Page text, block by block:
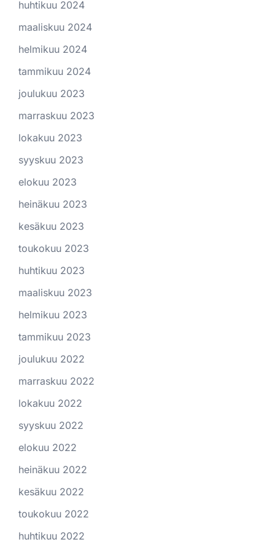
huhtikuu 2024
maaliskuu 2024
helmikuu 2024
tammikuu 2024
joulukuu 2023
marraskuu 2023
lokakuu 2023
syyskuu 2023
elokuu 2023
heinäkuu 2023
kesäkuu 2023
toukokuu 2023
huhtikuu 2023
maaliskuu 2023
helmikuu 2023
tammikuu 2023
joulukuu 2022
marraskuu 2022
lokakuu 2022
syyskuu 2022
elokuu 2022
heinäkuu 2022
kesäkuu 2022
toukokuu 2022
huhtikuu 2022